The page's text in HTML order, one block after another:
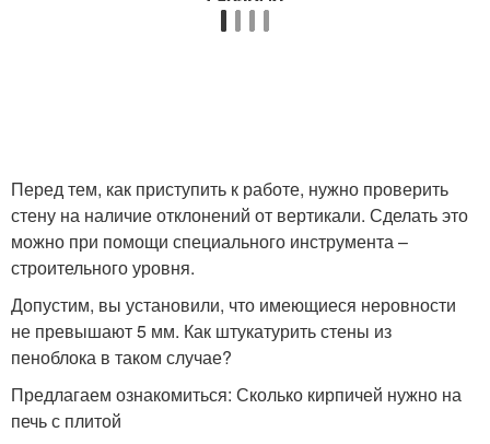
Перед тем, как приступить к работе, нужно проверить
стену на наличие отклонений от вертикали. Сделать это
можно при помощи специального инструмента –
строительного уровня.
Допустим, вы установили, что имеющиеся неровности
не превышают 5 мм. Как штукатурить стены из
пеноблока в таком случае?
Предлагаем ознакомиться: Сколько кирпичей нужно на
печь с плитой